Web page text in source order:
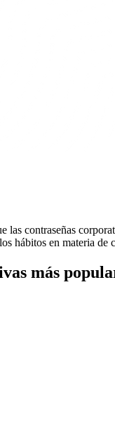
las contraseñas
hábitos en materia
más